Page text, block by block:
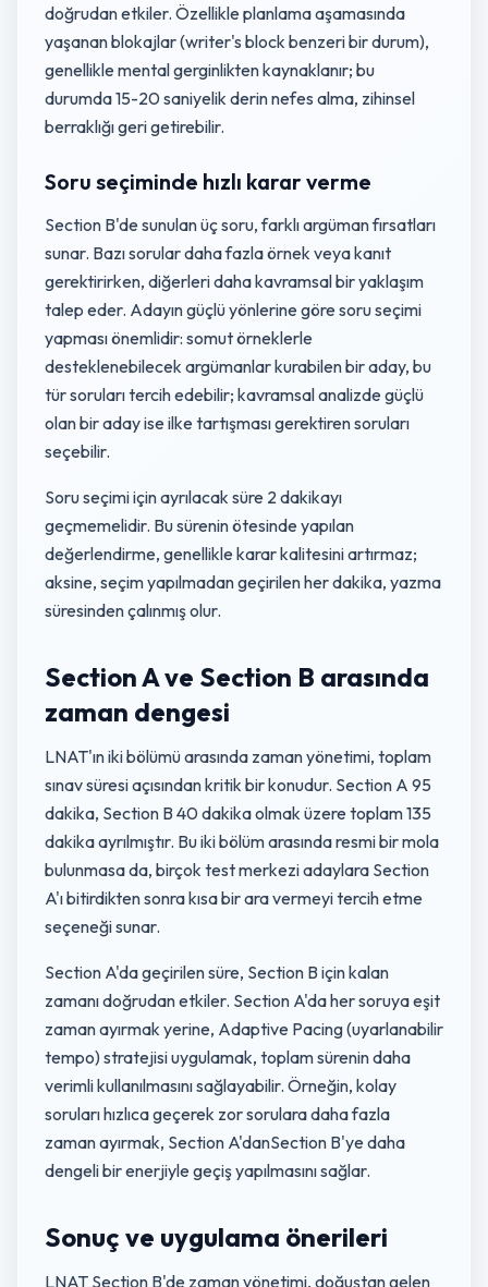
doğrudan etkiler. Özellikle planlama aşamasında
yaşanan blokajlar (writer's block benzeri bir durum),
genellikle mental gerginlikten kaynaklanır; bu
durumda 15-20 saniyelik derin nefes alma, zihinsel
berraklığı geri getirebilir.
Soru seçiminde hızlı karar verme
Section B'de sunulan üç soru, farklı argüman fırsatları
sunar. Bazı sorular daha fazla örnek veya kanıt
gerektirirken, diğerleri daha kavramsal bir yaklaşım
talep eder. Adayın güçlü yönlerine göre soru seçimi
yapması önemlidir: somut örneklerle
desteklenebilecek argümanlar kurabilen bir aday, bu
tür soruları tercih edebilir; kavramsal analizde güçlü
olan bir aday ise ilke tartışması gerektiren soruları
seçebilir.
Soru seçimi için ayrılacak süre 2 dakikayı
geçmemelidir. Bu sürenin ötesinde yapılan
değerlendirme, genellikle karar kalitesini artırmaz;
aksine, seçim yapılmadan geçirilen her dakika, yazma
süresinden çalınmış olur.
Section A ve Section B arasında
zaman dengesi
LNAT'ın iki bölümü arasında zaman yönetimi, toplam
sınav süresi açısından kritik bir konudur. Section A 95
dakika, Section B 40 dakika olmak üzere toplam 135
dakika ayrılmıştır. Bu iki bölüm arasında resmi bir mola
bulunmasa da, birçok test merkezi adaylara Section
A'ı bitirdikten sonra kısa bir ara vermeyi tercih etme
seçeneği sunar.
Section A'da geçirilen süre, Section B için kalan
zamanı doğrudan etkiler. Section A'da her soruya eşit
zaman ayırmak yerine, Adaptive Pacing (uyarlanabilir
tempo) stratejisi uygulamak, toplam sürenin daha
verimli kullanılmasını sağlayabilir. Örneğin, kolay
soruları hızlıca geçerek zor sorulara daha fazla
zaman ayırmak, Section A'danSection B'ye daha
dengeli bir enerjiyle geçiş yapılmasını sağlar.
Sonuç ve uygulama önerileri
LNAT Section B'de zaman yönetimi, doğuştan gelen